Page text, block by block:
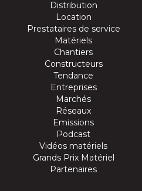
Distribution
Location
Prestataires de service
Matériels
Chantiers
Constructeurs
Tendance
Entreprises
Marchés
Réseaux
Emissions
Podcast
Vidéos matériels
Grands Prix Matériel
Partenaires